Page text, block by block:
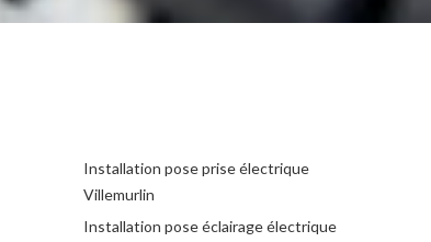
Installation pose prise électrique
Villemurlin
Installation pose éclairage électrique